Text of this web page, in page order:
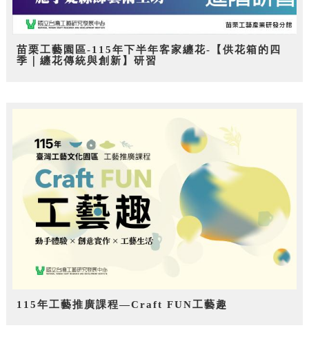
苗栗工藝園區-115年下半年客家纏花-【供花箱的四
季｜纏花傳統與創新】研習
115年工藝推廣課程—Craft FUN工藝趣